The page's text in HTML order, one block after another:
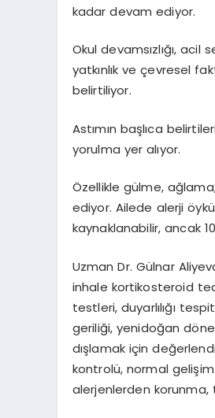
kadar devam ediyor.
Okul devamsızlığı,
yatkınlık ve çevresel
belirtiliyor.
Astımın başlıca
yorulma yer alıyor.
Özellikle gülme,
ediyor. Ailede alerji
kaynaklanabilir, ancak
Uzman Dr. Gülnar
inhale kortikosteroid
testleri, duyarlılığı
geriliği, yenidoğan
dışlamak için
kontrolü, normal
alerjenlerden